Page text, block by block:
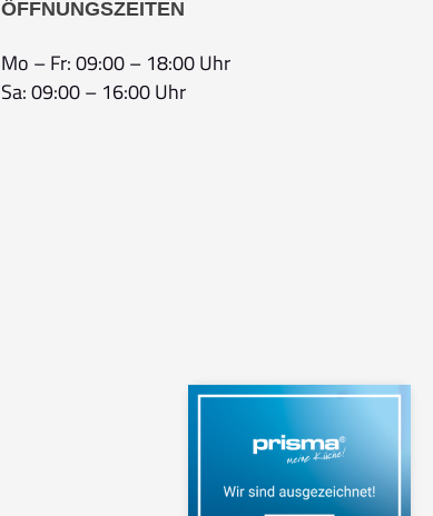
ÖFFNUNGSZEITEN
Mo – Fr: 09:00 – 18:00 Uhr
Sa: 09:00 – 16:00 Uhr